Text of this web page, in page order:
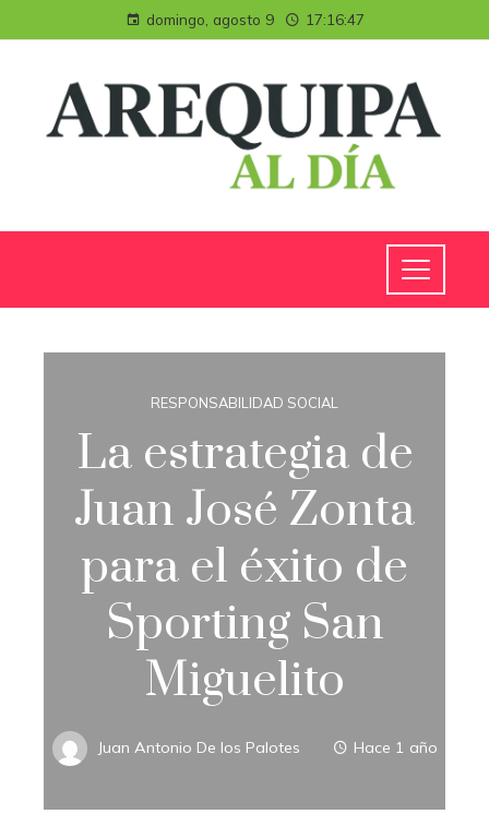
domingo, agosto 9 17:16:48
RESPONSABILIDAD SOCIAL
La estrategia de
Juan José Zonta
para el éxito de
Sporting San
Miguelito
Juan Antonio De los Palotes Hace 1 año